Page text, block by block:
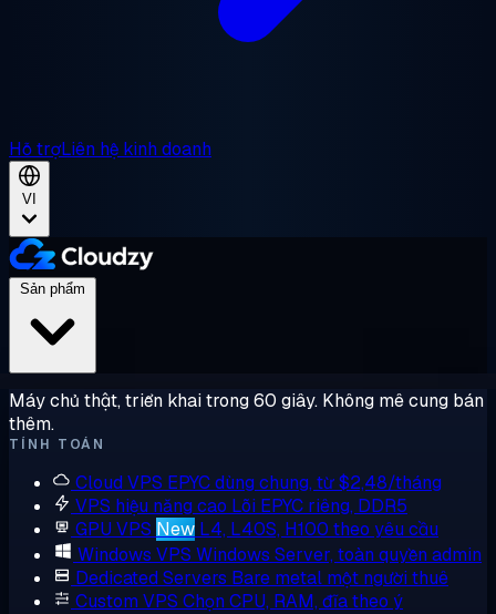
Hỗ trợLiên hệ kinh doanh
VI
Máy chủ thật, triển khai trong 60 giây. Không mê cung bán
thêm.
TÍNH TOÁN
Cloud VPS EPYC dùng chung, từ $2,48/tháng
VPS hiệu năng cao Lõi EPYC riêng, DDR5
GPU VPS New L4, L40S, H100 theo yêu cầu
Windows VPS Windows Server, toàn quyền admin
Dedicated Servers Bare metal một người thuê
Custom VPS Chọn CPU, RAM, đĩa theo ý